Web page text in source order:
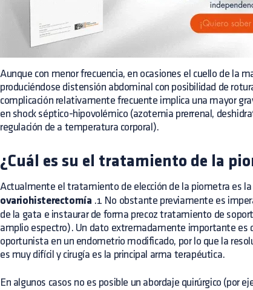
Aunque con menor frecuencia, en ocasiones el cuello de la
produciéndose distensión abdominal con posibilidad de
complicación relativamente frecuente implica una mayor
en shock séptico-hipovolémico (azotemia prerrenal,
regulación de a temperatura corporal).
¿Cuál es su el tratamiento de la
Actualmente el tratamiento de elección de la piometra es la
ovariohisterectomía .1 No obstante previamente es
de la gata e instaurar de forma precoz tratamiento de
amplio espectro). Un dato extremadamente importante es
oportunista en un endometrio modificado, por lo que la
es muy difícil y cirugía es la principal arma terapéutica.
En algunos casos no es posible un abordaje quirúrgico (por